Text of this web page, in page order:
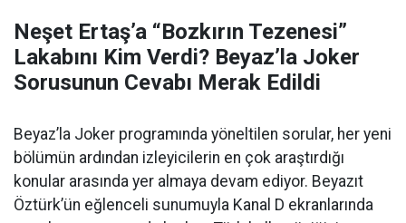
Neşet Ertaş’a “Bozkırın Tezenesi”
Lakabını Kim Verdi? Beyaz’la Joker
Sorusunun Cevabı Merak Edildi
Beyaz’la Joker programında yöneltilen sorular, her yeni
bölümün ardından izleyicilerin en çok araştırdığı
konular arasında yer almaya devam ediyor. Beyazıt
Öztürk’ün eğlenceli sunumuyla Kanal D ekranlarında